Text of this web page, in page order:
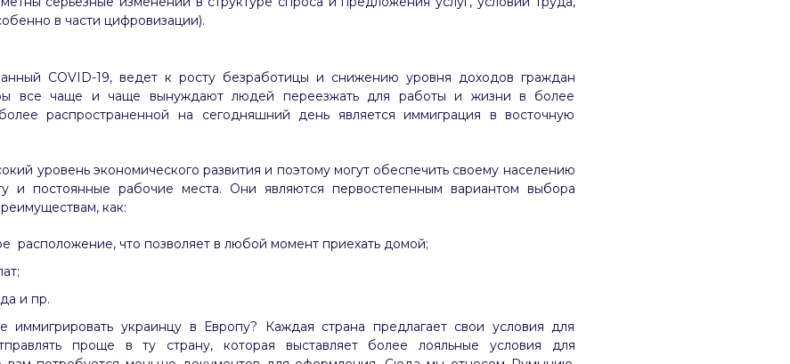
в части цифровизации).
COVID-19, ведет к росту безработицы и снижению уровня доходов граждан
все чаще и чаще вынуждают людей переезжать для работы и жизни в более
распространенной на сегодняшний день является иммиграция в восточную
уровень экономического развития и поэтому могут обеспечить своему населению
и постоянные рабочие места. Они являются первостепенным вариантом выбора
как:
расположение, что позволяет в любой момент приехать домой;
и пр.
иммигрировать украинцу в Европу? Каждая страна предлагает свои условия для
проще в ту страну, которая выставляет более лояльные условия для